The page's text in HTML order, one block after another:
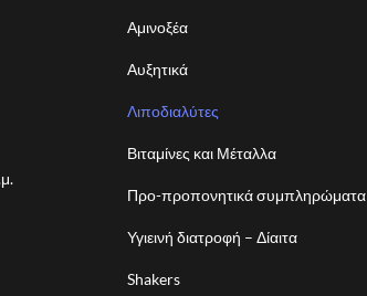
Αμινοξέα
Αυξητικά
Λιποδιαλύτες
Βιταμίνες και Μέταλλα
Προ-προπονητικά συμπληρώματα
Υγιεινή διατροφή – Δίαιτα
Shakers